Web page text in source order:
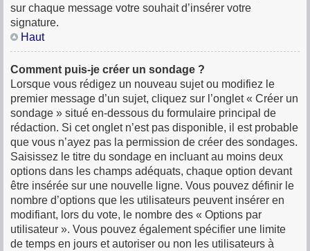
sur chaque message votre souhait d’insérer votre
signature.
Haut
Comment puis-je créer un sondage ?
Lorsque vous rédigez un nouveau sujet ou modifiez le
premier message d’un sujet, cliquez sur l’onglet « Créer un
sondage » situé en-dessous du formulaire principal de
rédaction. Si cet onglet n’est pas disponible, il est probable
que vous n’ayez pas la permission de créer des sondages.
Saisissez le titre du sondage en incluant au moins deux
options dans les champs adéquats, chaque option devant
être insérée sur une nouvelle ligne. Vous pouvez définir le
nombre d’options que les utilisateurs peuvent insérer en
modifiant, lors du vote, le nombre des « Options par
utilisateur ». Vous pouvez également spécifier une limite
de temps en jours et autoriser ou non les utilisateurs à